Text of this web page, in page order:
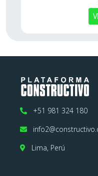
+51 981 324 180
Lima, Perú